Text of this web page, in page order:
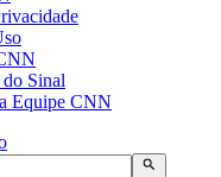
Sinal
Equipe CNN